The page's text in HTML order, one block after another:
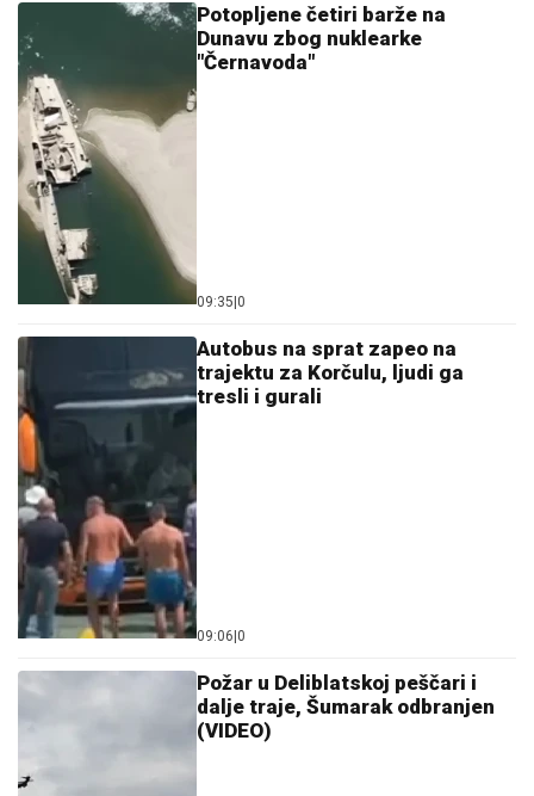
Potopljene četiri barže na
Dunavu zbog nuklearke
"Černavoda"
09:35|0
Autobus na sprat zapeo na
trajektu za Korčulu, ljudi ga
tresli i gurali
09:06|0
Požar u Deliblatskoj peščari i
dalje traje, Šumarak odbranjen
(VIDEO)